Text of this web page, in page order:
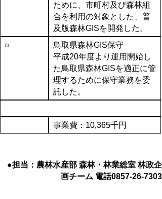
ために、市町村及び森林組
合を利用の対象とした、普
及版森林GISを開発した。
○
鳥取県森林GIS保守
平成20年度より運用開始し
た鳥取県森林GISを適正に管
理するために保守業務を委
託した。
事業費：10,365千円
●担当：農林水産部 森林・林業総室 林政企
画チーム 電話0857-26-7303